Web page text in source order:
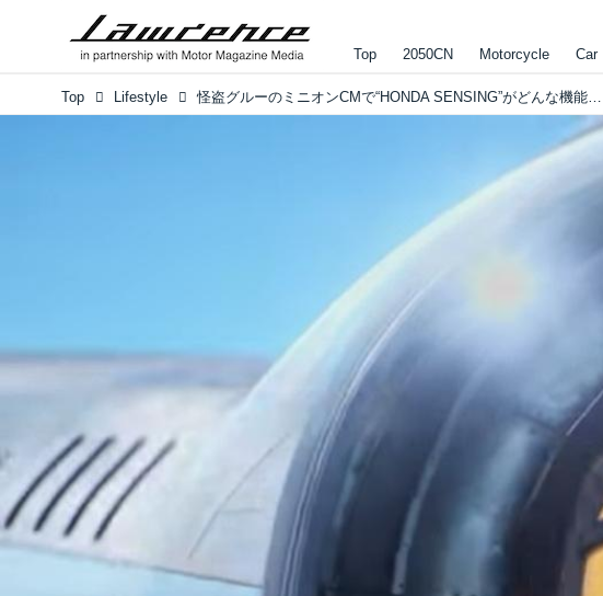
Top 2050CN Motorcycle Car
Top Lifestyle 怪盗グルーのミニオンCMで“HONDA SENSING”がどんな機能かよくわかる！ゴールデンウィークも安全運転を心がけましょう。